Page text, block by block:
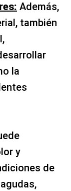
Además,
también
la
y
de